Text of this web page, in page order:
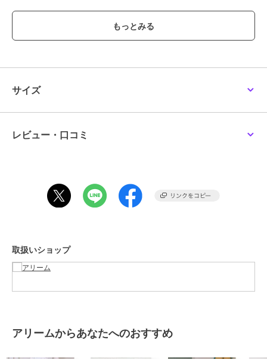
ブラックやブラウンと合わせて辛口なスタイルを楽しんだり、パステ
ルカラーやホワイトを合わせて甘辛コーデにするのもオススメな一枚
です。
【素材】
【お手入れ方法】
クリーニングや洗濯の際は、取り扱い表示をご確認のうえ、必ずネッ
トに入れ、他のものとの引っ掛かりにご注意ください。
光沢感[なし]
伸縮性[なし]
※お使いのモニター環境によって商品の色味が違って見える場合がご
サイズ
レビュー・口コミ
取扱いショップ
アリームからあなたへのおすすめ